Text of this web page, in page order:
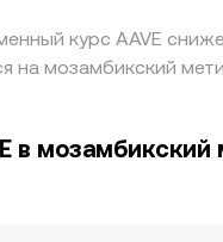
курс AAVE
на мозамбикский
в мозамбикский